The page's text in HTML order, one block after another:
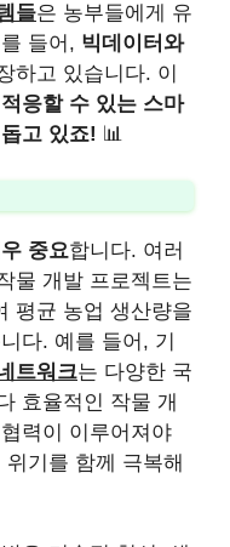
들은 농부들에게 유
들어, 빅데이터와
하고 있습니다. 이
적응할 수 있는 스마
고 있죠! 📊
중요합니다. 여러
물 개발 프로젝트는
평균 농업 생산량을
다. 예를 들어, 기
트워크는 다양한 국
효율적인 작물 개
력이 이루어져야
기를 함께 극복해